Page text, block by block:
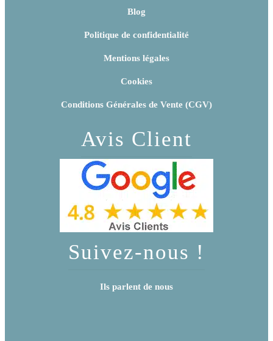
Blog
Politique de confidentialité
Mentions légales
Cookies
Conditions Générales de Vente (CGV)
Avis Client
Suivez-nous !
Ils parlent de nous